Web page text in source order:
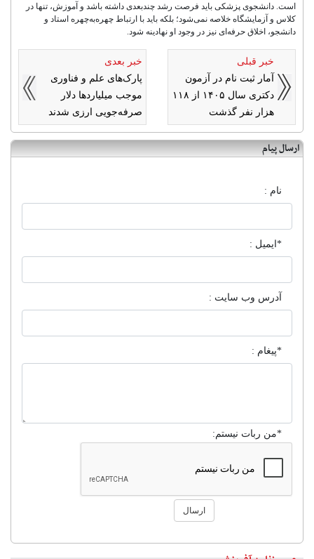
است. دانشجوی پزشکی باید فرصت رشد چندبعدی داشته باشد و آموزش، تنها در
کلاس و آزمایشگاه خلاصه نمی‌شود؛ بلکه باید با ارتباط چهره‌به‌چهره استاد و
دانشجو، اخلاق حرفه‌ای نیز در وجود او نهادینه شود.
خبر قبلی
آمار ثبت نام در آزمون
دکتری سال ۱۴۰۵ از ۱۱۸
هزار نفر گذشت
خبر بعدی
پارک‌های علم و فناوری
موجب میلیاردها دلار
صرفه‌جویی ارزی شدند
ارسال پیام
نام :
*ایمیل :
آدرس وب سایت :
*پیغام :
*من ربات نیستم:
ارسال